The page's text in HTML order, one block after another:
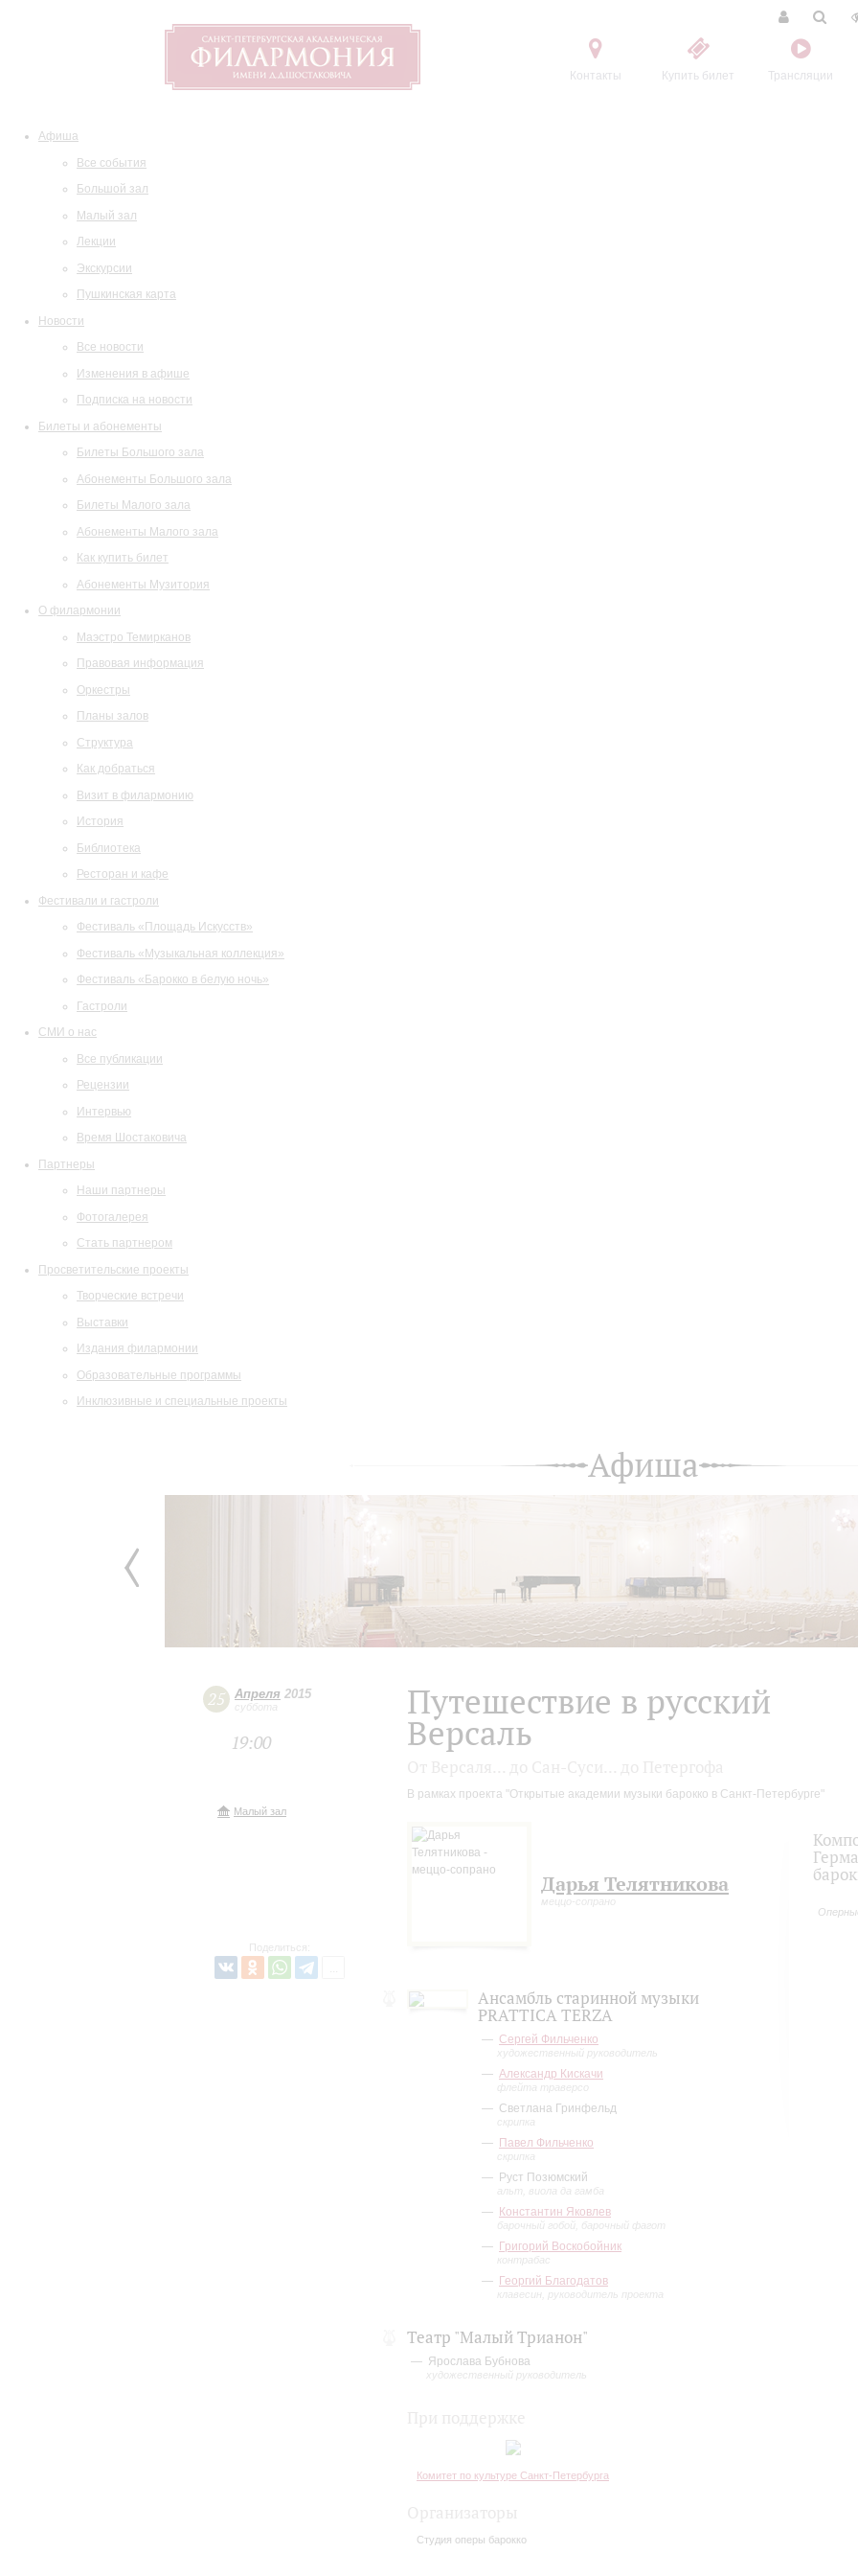
Контакты Купить билет Трансляции
Афиша
Все события
Большой зал
Малый зал
Лекции
Экскурсии
Пушкинская карта
Новости
Все новости
Изменения в афише
Подписка на новости
Билеты и абонементы
Билеты Большого зала
Абонементы Большого зала
Билеты Малого зала
Абонементы Малого зала
Как купить билет
Абонементы Музитория
О филармонии
Маэстро Темирканов
Правовая информация
Оркестры
Планы залов
Структура
Как добраться
Визит в филармонию
История
Библиотека
Ресторан и кафе
Фестивали и гастроли
Фестиваль «Площадь Искусств»
Фестиваль «Музыкальная коллекция»
Фестиваль «Барокко в белую ночь»
Гастроли
СМИ о нас
Все публикации
Рецензии
Интервью
Время Шостаковича
Партнеры
Наши партнеры
Фотогалерея
Стать партнером
Просветительские проекты
Творческие встречи
Выставки
Издания филармонии
Образовательные программы
Инклюзивные и специальные проекты
Афиша
25 Апреля 2015
суббота
19:00
Малый зал
Поделиться:
Путешествие в русский
Версаль
В рамках проекта "Открытые академии музыки барокко в Санкт-Петербурге"
Дарья Телятникова
меццо-сопрано
Ансамбль старинной музыки
PRATTICA TERZA
Сергей Фильченко
художественный руководитель
Александр Кискачи
флейта траверсо
Светлана Гринфельд
скрипка
Павел Фильченко
скрипка
Руст Позюмский
альт, виола да гамба
Константин Яковлев
барочный гобой, барочный фагот
Григорий Воскобойник
контрабас
Георгий Благодатов
клавесин, руководитель проекта
Театр "Малый Трианон"
Ярослава Бубнова
художественный руководитель
Комитет по культуре Санкт-Петербурга
Студия оперы барокко